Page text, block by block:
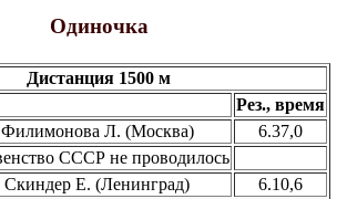
Одиночка
Дистанция 1500 м
Рез., время
Филимонова Л. (Москва)
6.37,0
СССР не проводилось
Скиндер Е. (Ленинград)
6.10,6